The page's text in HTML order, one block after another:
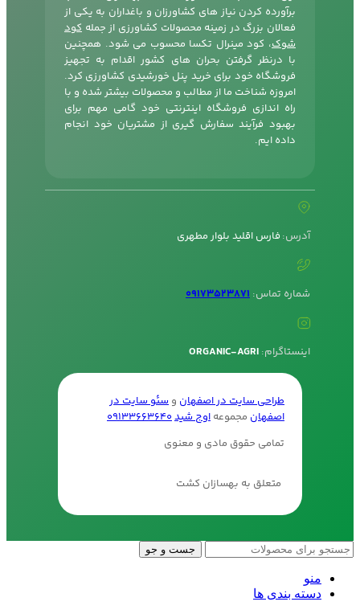
برآورده کردن نیاز های کشاورزان و باغداران به یکی از
فعالان بزرگ در زمینه محصولات کشاورزی از جمله کود
شوک، کود مینرال تکسا محسوب می شود. همچنین
با درنظر گرفتن بحران های کشور اقدام به تجهیز
فروشگاه خود برای خرید پنل خورشیدی کشاورزی کرد.
امروزه شناخت ما از مطالب و محصولات بیشتر شده و با
راه اندازی فروشگاه اینترنتی خود گامی مهم برای
بهبود فرآیند سفارش گیری از مشتریان خود انجام
داده ایم.
آدرس: فارس اقلید بلوار مطهری
شماره تماس: 09173523871
اینستاگرام: ORGANIC-AGRI
طراحی سایت در اصفهان و سئو سایت در
اصفهان مجموعه اوج شید09133663640
تمامی حقوق مادی و معنوی
متعلق به بهسازان کشت
جست و جو
منو
دسته بندی ها